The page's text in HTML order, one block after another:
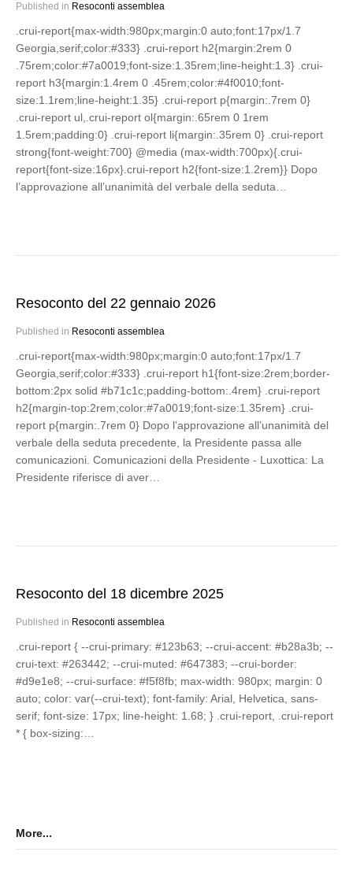
Published in Resoconti assemblea
.crui-report{max-width:980px;margin:0 auto;font:17px/1.7
Georgia,serif;color:#333} .crui-report h2{margin:2rem 0
.75rem;color:#7a0019;font-size:1.35rem;line-height:1.3} .crui-
report h3{margin:1.4rem 0 .45rem;color:#4f0010;font-
size:1.1rem;line-height:1.35} .crui-report p{margin:.7rem 0}
.crui-report ul,.crui-report ol{margin:.65rem 0 1rem
1.5rem;padding:0} .crui-report li{margin:.35rem 0} .crui-report
strong{font-weight:700} @media (max-width:700px){.crui-
report{font-size:16px}.crui-report h2{font-size:1.2rem}} Dopo
l’approvazione all’unanimità del verbale della seduta…
Resoconto del 22 gennaio 2026
Published in Resoconti assemblea
.crui-report{max-width:980px;margin:0 auto;font:17px/1.7
Georgia,serif;color:#333} .crui-report h1{font-size:2rem;border-
bottom:2px solid #b71c1c;padding-bottom:.4rem} .crui-report
h2{margin-top:2rem;color:#7a0019;font-size:1.35rem} .crui-
report p{margin:.7rem 0} Dopo l’approvazione all’unanimità del
verbale della seduta precedente, la Presidente passa alle
comunicazioni. Comunicazioni della Presidente - Luxottica: La
Presidente riferisce di aver…
Resoconto del 18 dicembre 2025
Published in Resoconti assemblea
.crui-report { --crui-primary: #123b63; --crui-accent: #b28a3b; --
crui-text: #263442; --crui-muted: #647383; --crui-border:
#d9e1e8; --crui-surface: #f5f8fb; max-width: 980px; margin: 0
auto; color: var(--crui-text); font-family: Arial, Helvetica, sans-
serif; font-size: 17px; line-height: 1.68; } .crui-report, .crui-report
* { box-sizing:…
More...